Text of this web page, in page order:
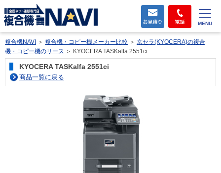
MENU
複合機NAVI ＞ 複合機・コピー機メーカー比較 ＞ 京セラ(KYOCERA)の複合
機・コピー機のリース ＞ KYOCERA TASKalfa 2551ci
KYOCERA TASKalfa 2551ci
商品一覧に戻る